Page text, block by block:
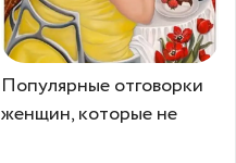
Популярные отговорки
женщин, которые не